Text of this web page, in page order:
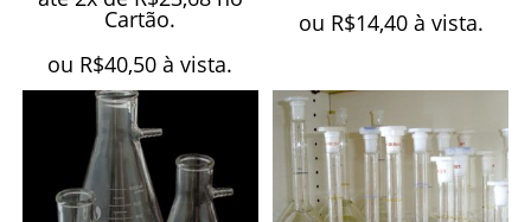
Cartão.
ou R$40,50 à vista.
ou R$14,40 à vista.